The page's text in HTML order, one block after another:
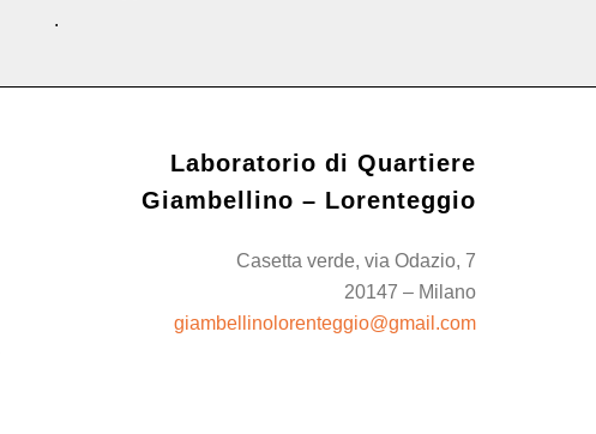
.
Laboratorio di Quartiere
Giambellino – Lorenteggio
Casetta verde, via Odazio, 7
20147 – Milano
giambellinolorenteggio@gmail.com